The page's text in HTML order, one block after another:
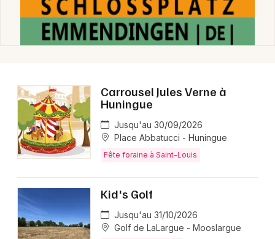
Carrousel Jules Verne à
Huningue
Jusqu'au 30/09/2026
Place Abbatucci - Huningue
Fête foraine à Saint-Louis
Kid's Golf
Jusqu'au 31/10/2026
Golf de LaLargue - Mooslargue